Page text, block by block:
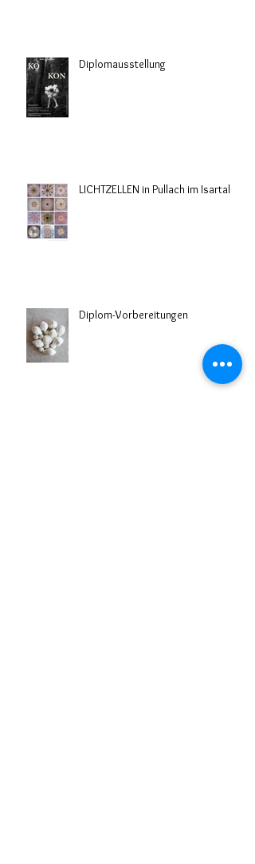
Diplomausstellung
LICHTZELLEN in Pullach im Isartal
Diplom-Vorbereitungen